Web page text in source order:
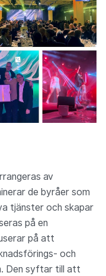
av
de byråer som
tjänster och skapar
på en
på att
och
Den syftar till att